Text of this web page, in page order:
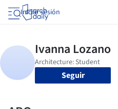
Iniciar sesión
Seguir